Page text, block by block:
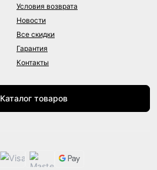
Условия возврата
Новости
Все скидки
Гарантия
Контакты
Каталог товаров